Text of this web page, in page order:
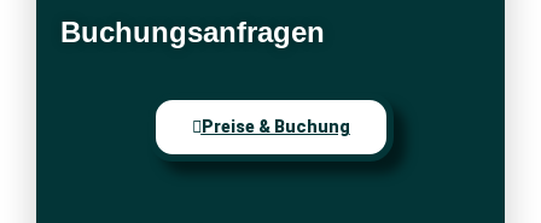
Buchungsanfragen
Preise & Buchung